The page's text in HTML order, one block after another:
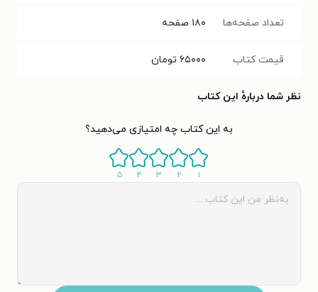
تعداد صفحه‌ها ۱۸۰ صفحه
قیمت کتاب ۶۵۰۰۰ تومان
نظر شما دربارهٔ این کتاب
به این کتاب چه امتیازی می‌دهید؟
۱ ۲ ۳ ۴ ۵